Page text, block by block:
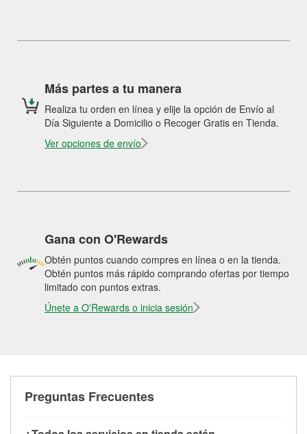
Más partes a tu manera
Realiza tu orden en línea y elije la opción de Envío al
Día Siguiente a Domicilio o Recoger Gratis en Tienda.
Ver opciones de envío
Gana con O'Rewards
Obtén puntos cuando compres en línea o en la tienda.
Obtén puntos más rápido comprando ofertas por tiempo
limitado con puntos extras.
Únete a O'Rewards o inicia sesión
Preguntas Frecuentes